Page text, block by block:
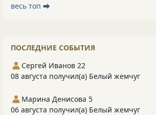
весь топ ⮕
ПОСЛЕДНИЕ СОБЫТИЯ
Сергей Иванов 22
08 августа получил(а) Белый жемчуг
Марина Денисова 5
06 августа получил(а) Белый жемчуг